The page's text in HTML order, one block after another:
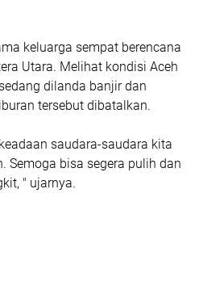
keluarga sempat berencana
Utara. Melihat kondisi Aceh
dilanda banjir dan
tersebut dibatalkan.
saudara-saudara kita
Semoga bisa segera pulih dan
" ujarnya.